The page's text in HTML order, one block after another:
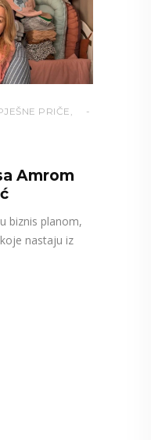
PRIČE,
Amrom
biznis planom,
nastaju iz